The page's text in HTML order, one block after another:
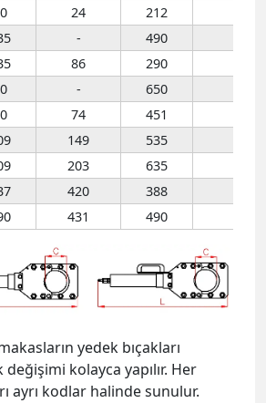
24
212
-
490
86
290
-
650
74
451
149
535
203 635
420
388
431 490
yedek bıçakları
değişimi kolayca yapılır. Her
ayrı kodlar halinde sunulur.